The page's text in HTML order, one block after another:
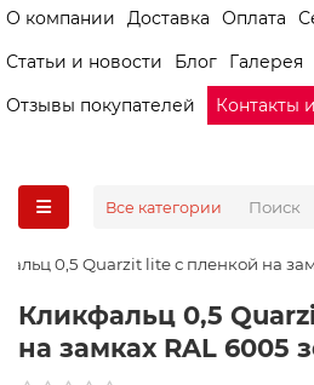
О компании Доставка Оплата
Статьи и новости
Блог
Галерея
Отзывы покупателей
Контакты
Все категории
0,5 Quarzit lite с пленкой на
Кликфальц 0,5
на замках RAL 6005